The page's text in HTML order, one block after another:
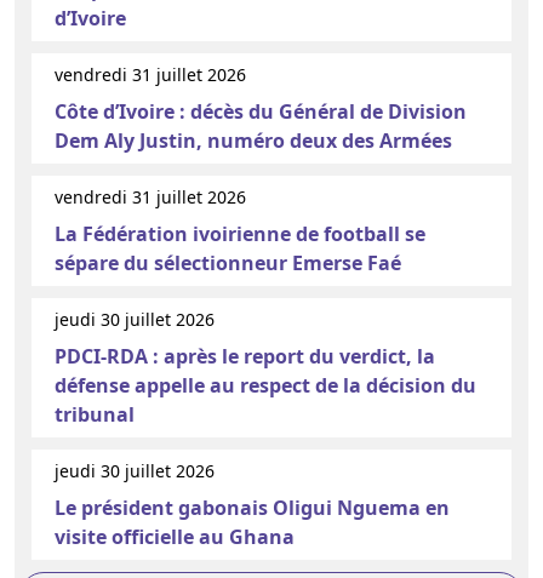
d’Ivoire
vendredi 31 juillet 2026
Côte d’Ivoire : décès du Général de Division
Dem Aly Justin, numéro deux des Armées
vendredi 31 juillet 2026
La Fédération ivoirienne de football se
sépare du sélectionneur Emerse Faé
jeudi 30 juillet 2026
PDCI-RDA : après le report du verdict, la
défense appelle au respect de la décision du
tribunal
jeudi 30 juillet 2026
Le président gabonais Oligui Nguema en
visite officielle au Ghana